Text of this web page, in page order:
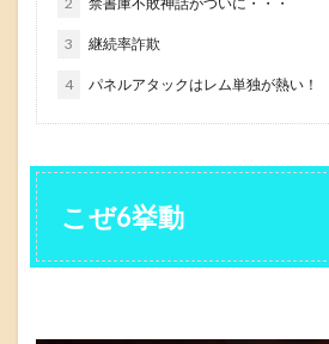
3 継続率詐欺
4 パネルアタックはレム単独が熱い！
こぜ6挙動